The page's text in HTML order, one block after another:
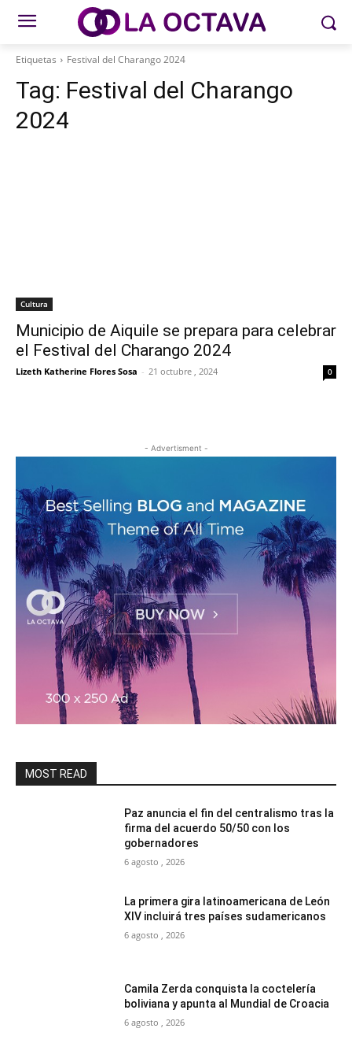
Etiquetas Festival del Charango 2024
Tag: Festival del Charango
2024
Cultura
Municipio de Aiquile se prepara para celebrar
el Festival del Charango 2024
Lizeth Katherine Flores Sosa - 21 octubre , 2024 0
- Advertisment -
MOST READ
Paz anuncia el fin del centralismo tras la
firma del acuerdo 50/50 con los
gobernadores
6 agosto , 2026
La primera gira latinoamericana de León
XIV incluirá tres países sudamericanos
6 agosto , 2026
Camila Zerda conquista la coctelería
boliviana y apunta al Mundial de Croacia
6 agosto , 2026